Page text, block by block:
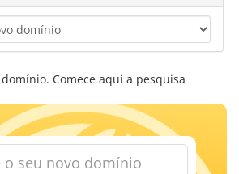
Comece aqui a pesquisa